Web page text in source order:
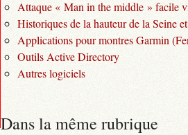
Attaque « Man in the middle » facile
Historiques de la hauteur de la Seine
Applications pour montres Garmin
Outils Active Directory
Autres logiciels
Dans la même rubrique